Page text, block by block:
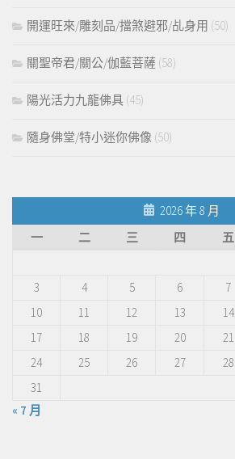
開運旺來/雕刻品/擋煞避邪/乩身用 (50)
關聖帝君/關公/伽藍菩薩 (58)
陽光活力九龍佛具 (45)
隨身佛堂/特小迷你佛像 (50)
2026 年 8 月
一
二 三 四 五
3
4 5 6 7
10
11 12 13 14
17
18 19 20 21
24
25 26 27 28
31
« 7 月